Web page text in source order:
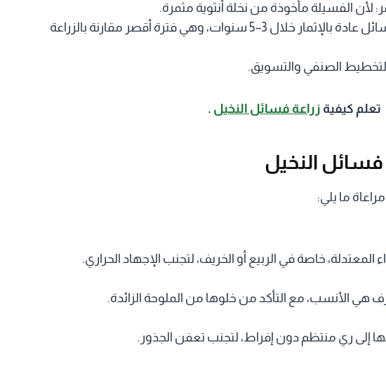
لأن الفسيلة مأخوذة من نخلة أنثوية مثمرة.
تقليص فترة الإثمار: تبدأ الفسائل عادة بالإثمار خلال 3–5 سنوات، وهي فترة أقصر مقارنة بالزراعة
الصنفي والتسويق.
تعلم كيفية زراعة فسائل النخيل .
فسائل النخيل
ما يلي:
المعتدلة، خاصة في الربيع أو الخريف، لتجنب الإجهاد الحراري.
هي الأنسب، مع التأكد من خلوها من الملوحة الزائدة.
إلى ري منتظم دون إفراط، لتجنب تعفن الجذور.